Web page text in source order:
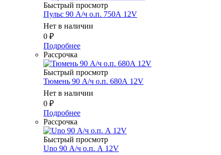
Быстрый просмотр
Пульс 90 А/ч о.п. 750А 12V
Нет в наличии
0 ₽
Подробнее
Рассрочка
Быстрый просмотр
Тюмень 90 А/ч о.п. 680А 12V
Нет в наличии
0 ₽
Подробнее
Рассрочка
Быстрый просмотр
Uno 90 А/ч о.п. А 12V